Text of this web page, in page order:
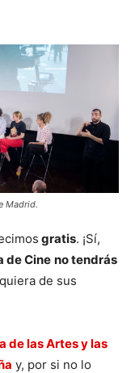
Madrid.
gratis. ¡Sí,
de Cine no tendrás
de sus
de las Artes y las
y, por si no lo